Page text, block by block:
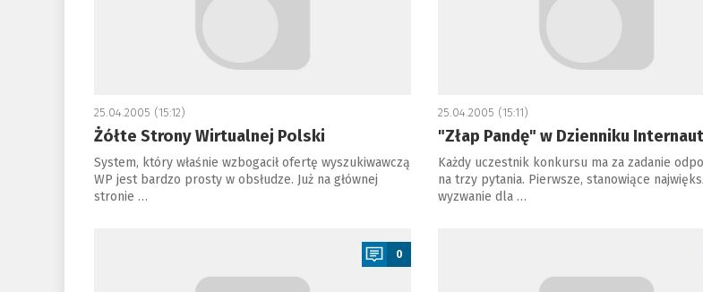
25.04.2005 (15:12)
Żółte Strony Wirtualnej Polski
System, który właśnie wzbogacił ofertę wyszukiwawczą
WP jest bardzo prosty w obsłudze. Już na głównej
stronie …
25.04.2005 (15:11)
"Złap Pandę" w Dzienniku
Każdy uczestnik konkursu ma za zadanie
na trzy pytania. Pierwsze, stanowiące
wyzwanie dla …
0